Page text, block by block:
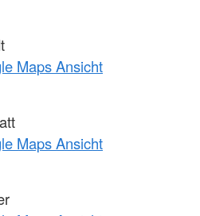
Maps Ansicht
Maps Ansicht